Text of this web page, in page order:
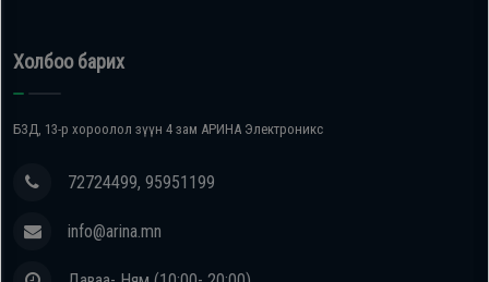
Холбоо барих
БЗД, 13-р хороолол зүүн 4 зам АРИНА Электроникс
72724499, 95951199
info@arina.mn